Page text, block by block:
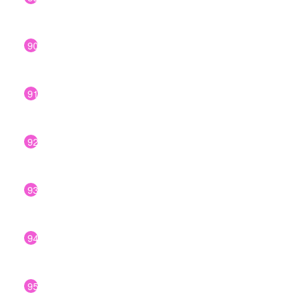
90
91
92
93
94
95